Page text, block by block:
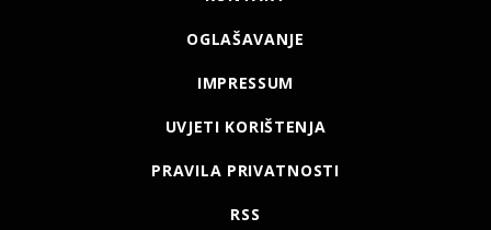
OGLAŠAVANJE
IMPRESSUM
UVJETI KORIŠTENJA
PRAVILA PRIVATNOSTI
RSS